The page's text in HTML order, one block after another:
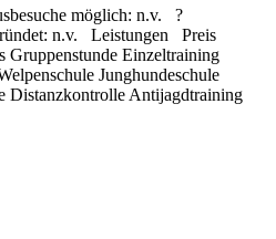
möglich: n.v. ?
n.v. Leistungen Preis
Gruppenstunde Einzeltraining
Junghundeschule
Distanzkontrolle Antijagdtraining